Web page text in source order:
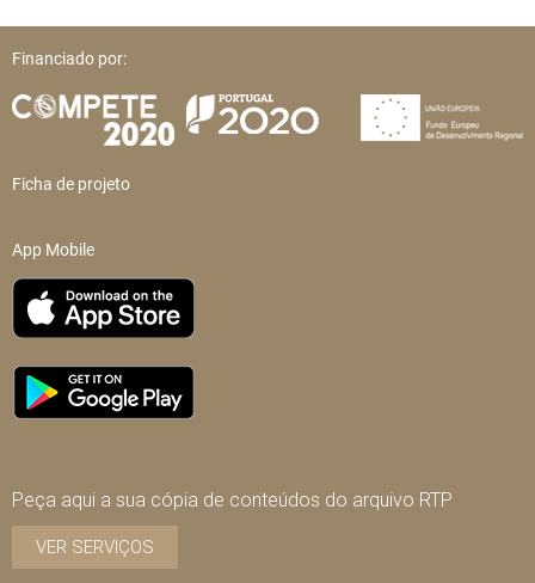
Financiado por:
Ficha de projeto
App Mobile
Peça aqui a sua cópia de conteúdos do arquivo RTP
VER SERVIÇOS